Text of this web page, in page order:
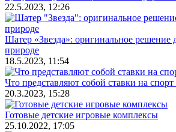
22.5.2023, 12:26
Шатер «Звезда»: оригинальное решение
природе
18.5.2023, 11:54
Что представляют собой ставки на
20.3.2023, 15:28
Готовые детские игровые комплексы
25.10.2022, 17:05